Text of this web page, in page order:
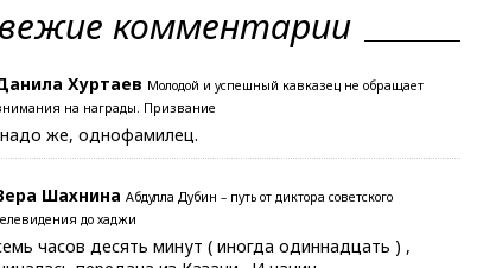
комментарии
Хуртаев Молодой и успешный кавказец не обращает
на награды. Призвание
же, однофамилец.
Шахнина Абдулла Дубин – путь от диктора советского
до хаджи
часов десять минут ( иногда одиннадцать ) ,